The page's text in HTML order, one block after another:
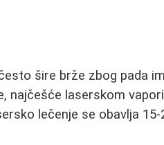
šire brže zbog pada
najčešće laserskom
lečenje se obavlja